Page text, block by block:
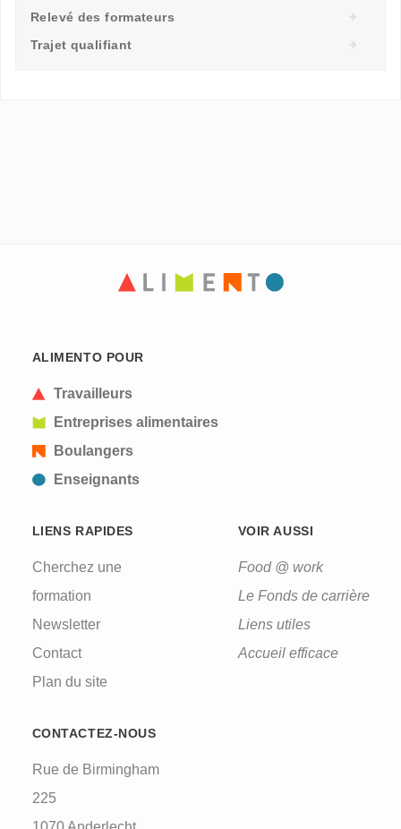
Relevé des formateurs
Trajet qualifiant
ALIMENTO POUR
Travailleurs
Entreprises alimentaires
Boulangers
Enseignants
LIENS RAPIDES
Cherchez une
formation
Newsletter
Contact
Plan du site
VOIR AUSSI
Food @ work
Le Fonds de carrière
Liens utiles
Accueil efficace
CONTACTEZ-NOUS
Rue de Birmingham
225